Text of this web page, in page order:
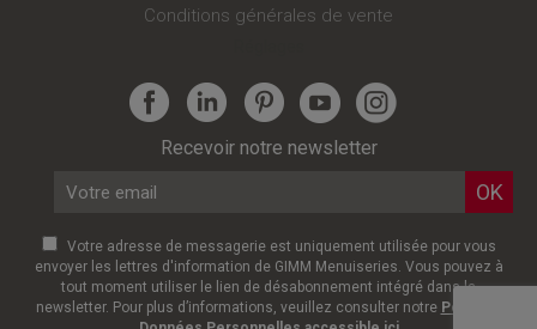
Conditions générales de vente
Recevoir notre newsletter
Votre adresse de messagerie est uniquement utilisée pour vous
envoyer les lettres d'information de GIMM Menuiseries. Vous pouvez à
tout moment utiliser le lien de désabonnement intégré dans la
newsletter. Pour plus d’informations, veuillez consulter notre Politique